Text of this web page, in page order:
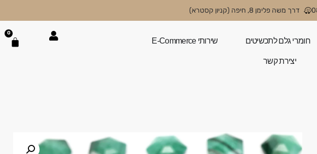
דרך משה פלימן 8, חיפה (קניון קסטרא)
חומרי גלם לתכשיטים שירותי E-Commerce
יצירת קשר
0